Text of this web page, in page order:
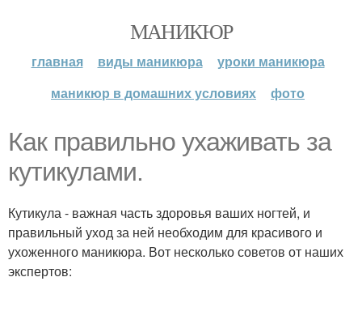
МАНИКЮР
главная виды маникюра
уроки маникюра
маникюр в домашних условиях
фото
Как правильно ухаживать за
кутикулами.
Кутикула - важная часть здоровья ваших ногтей, и
правильный уход за ней необходим для красивого и
ухоженного маникюра. Вот несколько советов от наших
экспертов: